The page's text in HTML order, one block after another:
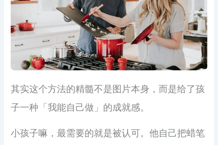
其实这个方法的精髓不是图片本身，而是给了孩
子一种「我能自己做」的成就感。
小孩子嘛，最需要的就是被认可。他自己把蜡笔